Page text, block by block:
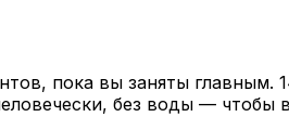
пока вы заняты главным.
без воды — чтобы